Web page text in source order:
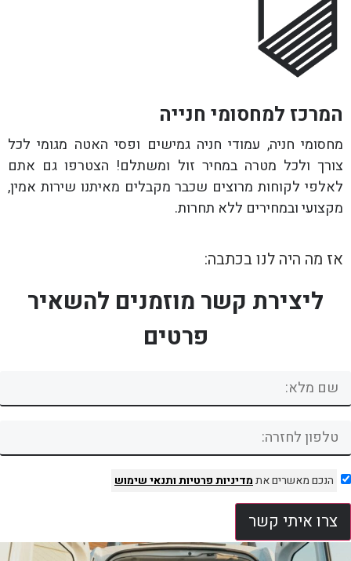
המרכז למחסומי חנייה
מחסומי חניה, עמודי חניה גמישים ופסי האטה מגומי לכל
צורך ולכל מטרה במחיר זול ומשתלם! הצטרפו גם אתם
לאלפי לקוחות מרוצים שכבר מקבלים מאיתנו שירות אמין,
מקצועי ובמחירים ללא תחרות.
אז מה היה לנו בכתבה:
ליצירת קשר מוזמנים להשאיר
פרטים
הנכם מאשרים אתמדיניות פרטיותותנאי שימוש
צרו איתי קשר